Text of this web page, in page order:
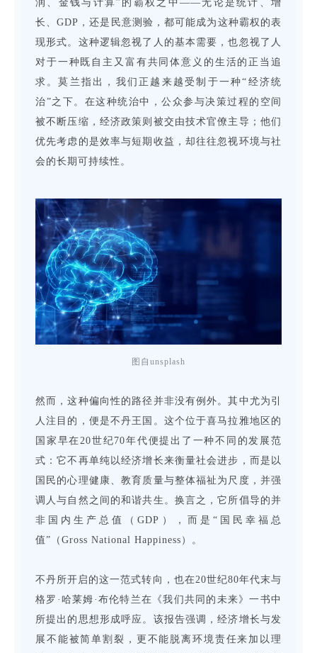
润、金钱与计算”的霸权之中——无论是统计、增
长、GDP，还是民意测验，都可能成为这种霸权的表
现形式。这种逻辑忽视了人的基本需要，也忽视了人
对于一种既自主又富有共同体意义的生活的正当追
求。莫兰指出，我们正越来越受制于一种“经济统
治”之下。在这种统治中，公众参与决策过程的空间
被不断压缩，经济政策则被交由技术官僚主导；他们
优先考虑的是效率与短期收益，却往往忽视环境与社
会的长期可持续性。
图自unsplash
然而，这种偏向性的路径并非没有例外。其中尤为引
人注目的，便是不丹王国。这个位于喜马拉雅地区的
国家早在20世纪70年代便提出了一种不同的发展范
式：它不再单纯以经济增长来衡量社会进步，而是以
国民的心理健康、教育质量与整体福祉为尺度，并强
调人与自然之间的和谐共生。换言之，它所倡导的并
非国内生产总值（GDP），而是“国民幸福总
值”（Gross National Happiness）。
不丹所开启的这一范式转向，也在20世纪80年代末与
格罗·哈莱姆·布伦特兰在《我们共同的未来》一书中
所提出的思想形成呼应。该报告强调，经济增长与发
展不能被简单割裂，更不能脱离环境责任来加以理